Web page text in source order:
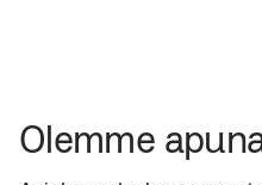
maksuhäiriömerkintä poistuu
ehdottomasti tehdä uuden
Olemme